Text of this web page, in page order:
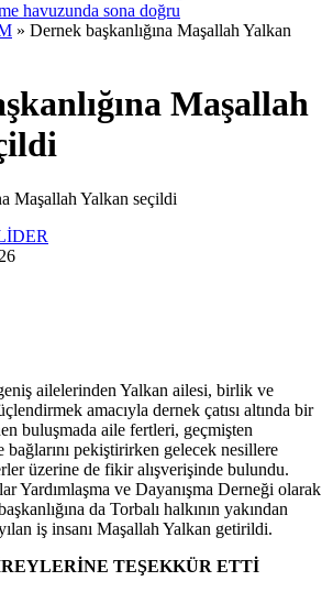
havuzunda sona doğru
» Dernek başkanlığına Maşallah Yalkan
Maşallah
ailelerinden Yalkan ailesi, birlik ve
amacıyla dernek çatısı altında bir
buluşmada aile fertleri, geçmişten
bağlarını pekiştirirken gelecek nesillere
üzerine de fikir alışverişinde bulundu.
Yardımlaşma ve Dayanışma Derneği olarak
da Torbalı halkının yakından
iş insanı Maşallah Yalkan getirildi.
TEŞEKKÜR ETTİ